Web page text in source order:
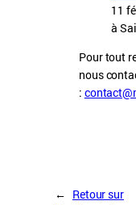
11
à
Pour tout
nous
:
← Retour sur